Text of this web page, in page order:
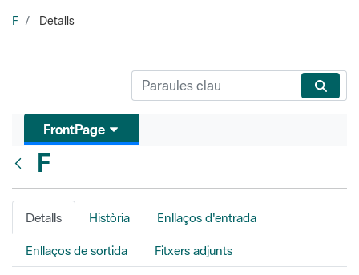
F Detalls
FrontPage
F
Detalls Història Enllaços d'entrada
Enllaços de sortida Fitxers adjunts